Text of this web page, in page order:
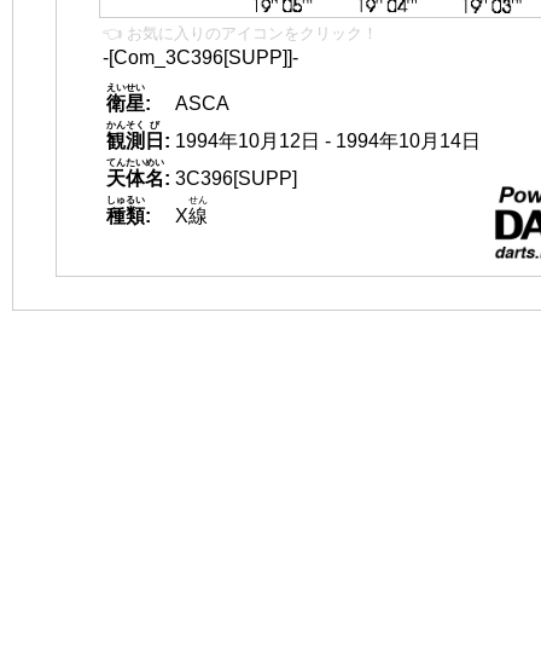
👈 お気に入りのアイコンをクリック！
-[Com_3C396[SUPP]]-
衛星
えいせい
:
ASCA
観測
かんそく
日
び
: 1994年10月12日 - 1994年10月14日
天体名
てんたいめい
: 3C396[SUPP]
種類
しゅるい
: X線
せん